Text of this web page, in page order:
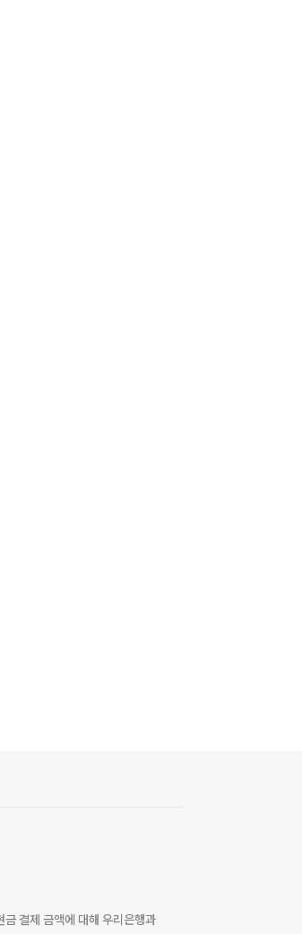
결제 금액에 대해 우리은행과